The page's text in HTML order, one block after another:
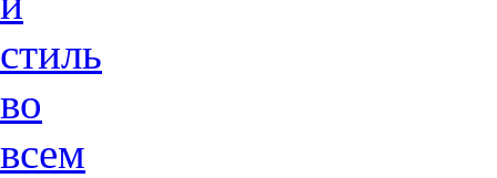
стиль
во
всем